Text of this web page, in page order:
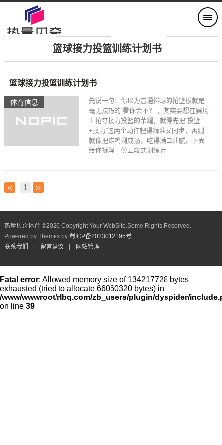
篮球接力投篮训练计划书
体育信息
篮球接力投篮训练计划书
先说一句：你以为普通排球的抢篮板就是
毫无技巧的“看你会不？”，其实要想在赛场
上抢夺接力投篮的荣耀，就得先把“投篮
+接力”这两个动作耙得精准又同步，否则
就像把炸鸡剩成汤，吃得满口油腻。下面
给你拆解一份五段式训练计...
‹‹ 1 ››
热量贝奇体育 ©2026 Copyright Your WebSite.Some Rights Reserved.
Powered by Themes by 蜀ICP备2023012195号
联系我们
留言建议 网站管理
Fatal error: Allowed memory size of 134217728 bytes
exhausted (tried to allocate 66060320 bytes) in
/www/wwwroot/rlbq.com/zb_users/plugin/dyspider/
on line 39